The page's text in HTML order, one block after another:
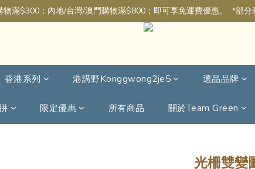
物滿$300；內地/台灣/澳門購物滿$800；即可享免運費優惠。  *部
香港系列 港講野Konggwong2je5 選品品牌
限定優惠 所有商品 關於Team Green
光柵雙變